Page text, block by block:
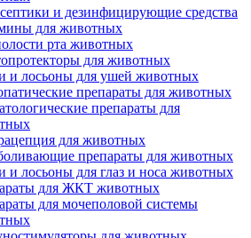
и дезинфицирующие средства
для животных
рта животных
для животных
и лосьоны для ушей животных
препараты для животных
препараты для
для животных
препараты для животных
и лосьоны для глаз и носа животных
для ЖКТ животных
для мочеполовой системы